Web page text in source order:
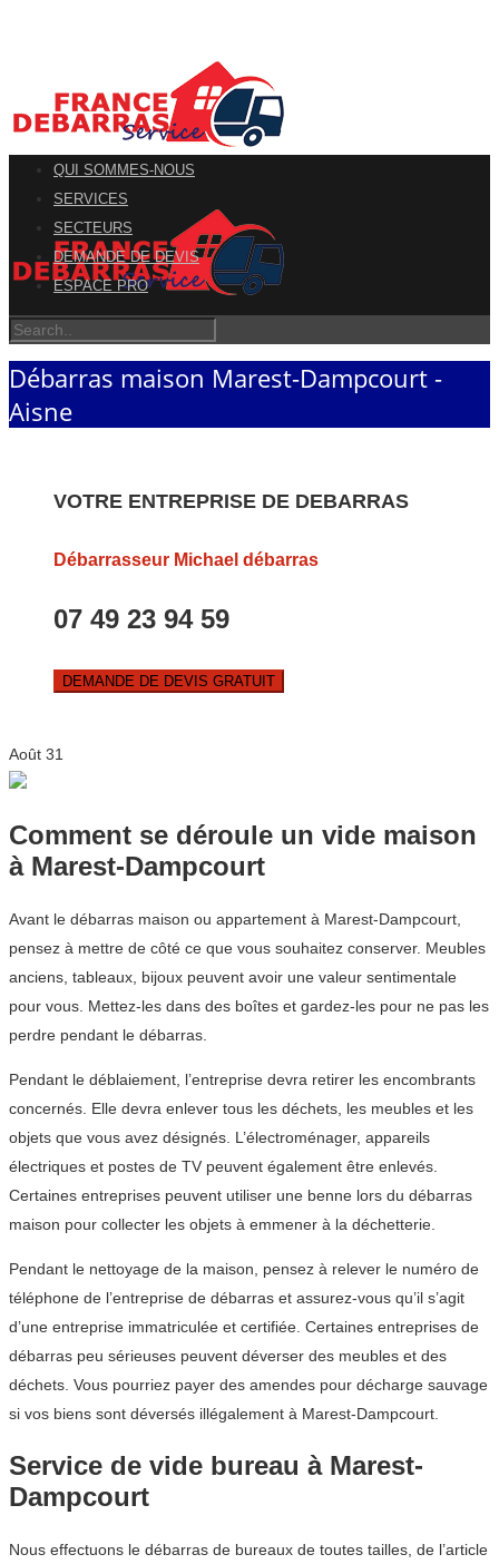
QUI SOMMES-NOUS
SERVICES
SECTEURS
DEMANDE DE DEVIS
ESPACE PRO
Débarras maison Marest-Dampcourt -
Aisne
VOTRE ENTREPRISE DE DEBARRAS
Débarrasseur Michael débarras
07 49 23 94 59
DEMANDE DE DEVIS GRATUIT
Août 31
Comment se déroule un vide maison
à Marest-Dampcourt
Avant le débarras maison ou appartement à Marest-Dampcourt,
pensez à mettre de côté ce que vous souhaitez conserver. Meubles
anciens, tableaux, bijoux peuvent avoir une valeur sentimentale
pour vous. Mettez-les dans des boîtes et gardez-les pour ne pas les
perdre pendant le débarras.
Pendant le déblaiement, l’entreprise devra retirer les encombrants
concernés. Elle devra enlever tous les déchets, les meubles et les
objets que vous avez désignés. L’électroménager, appareils
électriques et postes de TV peuvent également être enlevés.
Certaines entreprises peuvent utiliser une benne lors du débarras
maison pour collecter les objets à emmener à la déchetterie.
Pendant le nettoyage de la maison, pensez à relever le numéro de
téléphone de l’entreprise de débarras et assurez-vous qu’il s’agit
d’une entreprise immatriculée et certifiée. Certaines entreprises de
débarras peu sérieuses peuvent déverser des meubles et des
déchets. Vous pourriez payer des amendes pour décharge sauvage
si vos biens sont déversés illégalement à Marest-Dampcourt.
Service de vide bureau à Marest-
Dampcourt
Nous effectuons le débarras de bureaux de toutes tailles, de l’article